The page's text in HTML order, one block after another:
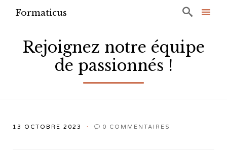
Formaticus 
Rejoignez notre équipe
de passionnés !
13 OCTOBRE 2023  0 COMMENTAIRES